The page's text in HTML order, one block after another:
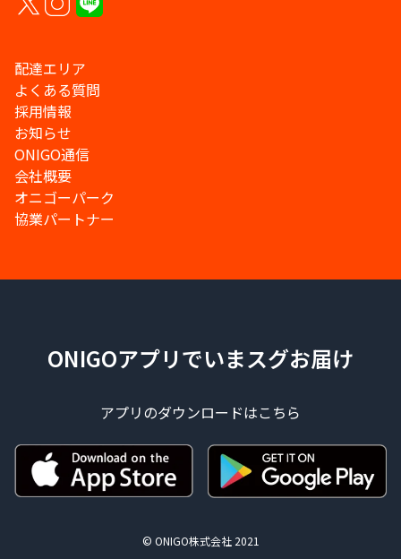
配達エリア
よくある質問
採用情報
お知らせ
ONIGO通信
会社概要
オニゴーパーク
協業パートナー
ONIGOアプリでいまスグお届け
アプリのダウンロードはこちら
© ONIGO株式会社 2021